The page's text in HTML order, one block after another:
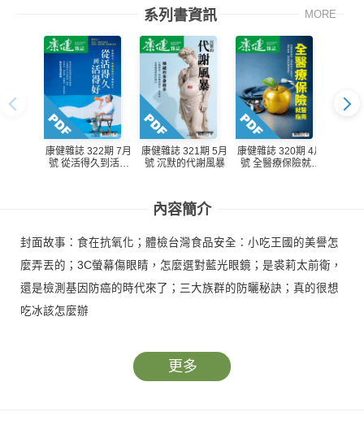
系列書資訊 MORE
康健雜誌 322期 7月
號 從活得久到活得
康健雜誌 321期 5月
號 沉默的代謝風暴
康健雜誌 320期 4月
號 全醫療保險就醫
內容簡介
封面故事：食在抗氧化；體檢台灣食品安全：小吃王國的美譽怎
麼弄丟的；3C螢幕傷眼睛，怎麼選對藍光眼鏡；是裘莉太前衛，
還是檢測基因防癌的時代來了；三大族群的防曬秘訣；真的很想
吃冰該怎麼辦
更多